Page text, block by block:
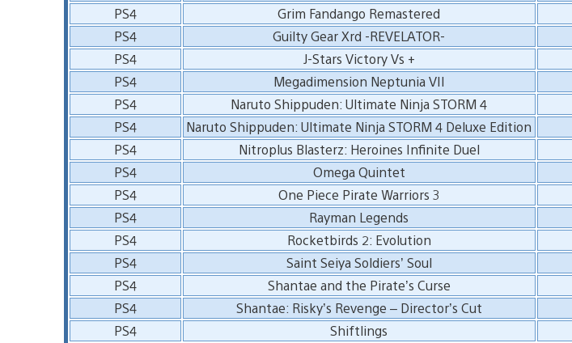
PS4
Grim Fandango Remastered
PS4
Guilty Gear Xrd -REVELATOR-
PS4
J-Stars Victory Vs +
PS4
Megadimension Neptunia VII
PS4
Naruto Shippuden: Ultimate Ninja STORM 4
PS4
Naruto Shippuden: Ultimate Ninja STORM 4 Deluxe Edition
PS4
Nitroplus Blasterz: Heroines Infinite Duel
PS4
Omega Quintet
PS4
One Piece Pirate Warriors 3
PS4
Rayman Legends
PS4
Rocketbirds 2: Evolution
PS4
Saint Seiya Soldiers’ Soul
PS4
Shantae and the Pirate’s Curse
PS4
Shantae: Risky’s Revenge – Director’s Cut
PS4
Shiftlings